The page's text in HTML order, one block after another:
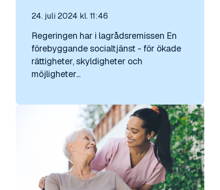
24. juli 2024 kl. 11:46
Regeringen har i lagrådsremissen En
förebyggande socialtjänst - för ökade
rättigheter, skyldigheter och
möjligheter...